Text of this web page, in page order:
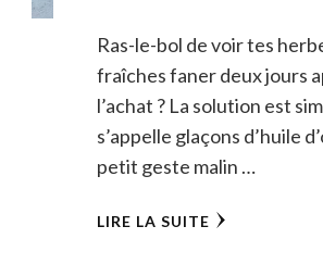
Ras-le-bol de voir tes
fraîches faner deux jours
l’achat ? La solution est
s’appelle glaçons d’huile
petit geste malin …
LIRE LA SUITE